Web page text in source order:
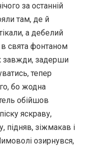
за останній
там, де й
а дебелий
в свята фонтаном
завжди, задерши
тепер
бо жодна
обійшов
яскраву,
підняв, зіжмакав і
озирнувся,